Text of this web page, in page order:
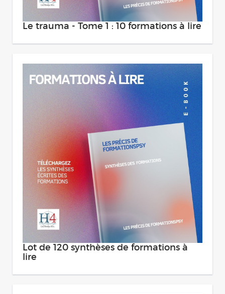
Le trauma - Tome 1 : 10 formations à lire
Lot de 120 synthèses de formations à
lire